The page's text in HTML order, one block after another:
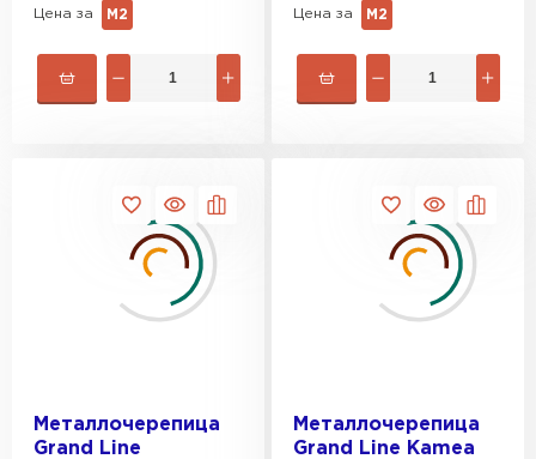
Цена за М2 Цена за М2
Металлочерепица
Grand Line
Металлочерепица
Grand Line Kamea